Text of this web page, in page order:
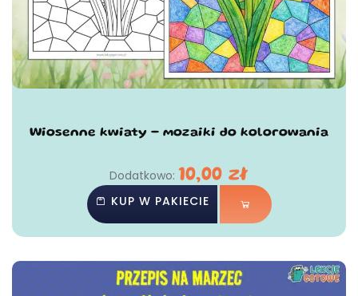
Wiosenne kwiaty - mozaiki do kolorowania
Dodatkowo: 10,00zł
KUP W PAKIECIE